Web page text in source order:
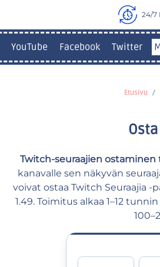
24/7
YouTube Facebook Twitter
Etusivu
Twitch-seuraajien ostaminen
kanavalle sen näkyvän
voivat ostaa Twitch Seuraajia -
1.49. Toimitus alkaa 1–12